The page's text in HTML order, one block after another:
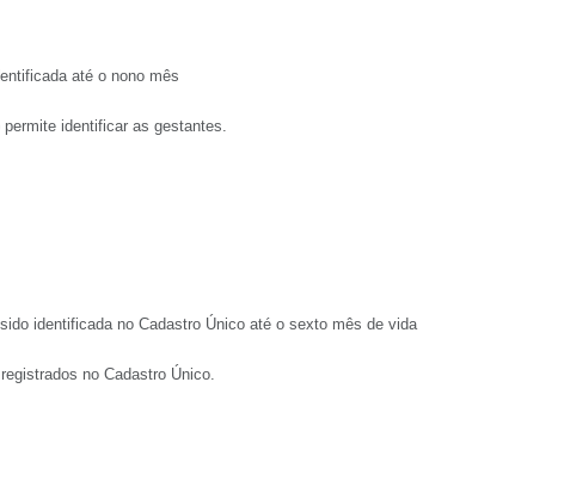
até o nono mês
identificar as gestantes.
identificada no Cadastro Único até o sexto mês de vida
no Cadastro Único.